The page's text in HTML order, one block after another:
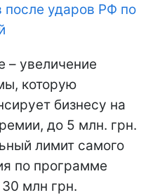
после ударов РФ по
– увеличение
которую
бизнесу на
до 5 млн. грн.
лимит самого
по программе
млн грн.